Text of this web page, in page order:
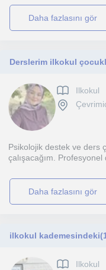
daha fazlasını gör
Ilkokul
Psikolojik destek ve ders
çalışacağım. Profesyonel
daha fazlasını gör
ilkokul
Ilkokul